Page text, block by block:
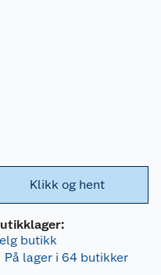
Klikk og hent
butikk
På lager i 64 butikker